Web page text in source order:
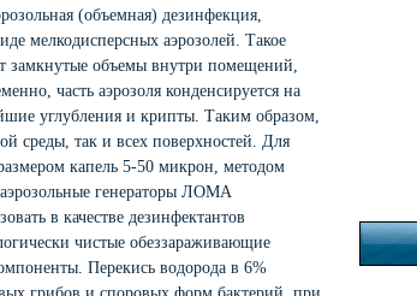
(объемная) дезинфекция,
мелкодисперсных аэрозолей. Такое
замкнутые объемы внутри помещений,
часть аэрозоля конденсируется на
углубления и крипты. Таким образом,
среды, так и всех поверхностей. Для
капель 5-50 микрон, методом
генераторы ЛОМА
в качестве дезинфектантов
чистые обеззараживающие
Перекись водорода в 6%